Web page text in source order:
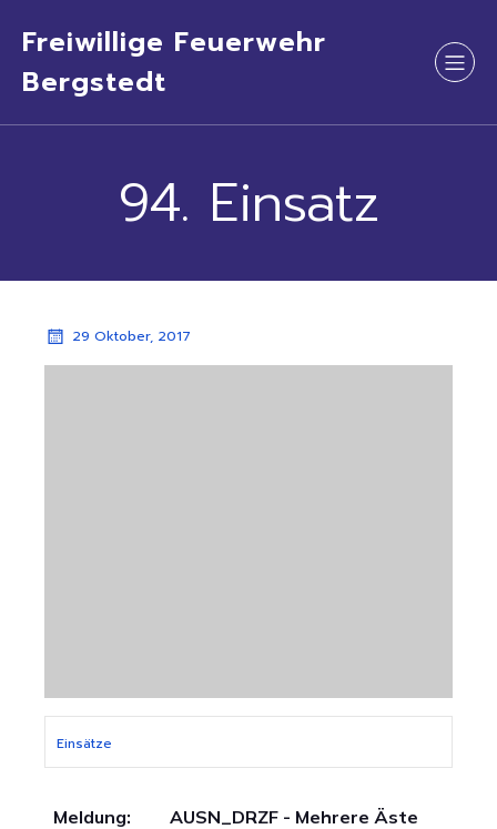
Freiwillige Feuerwehr
Bergstedt
94. Einsatz
29 Oktober, 2017
Einsätze
Meldung:
AUSN_DRZF - Mehrere Äste